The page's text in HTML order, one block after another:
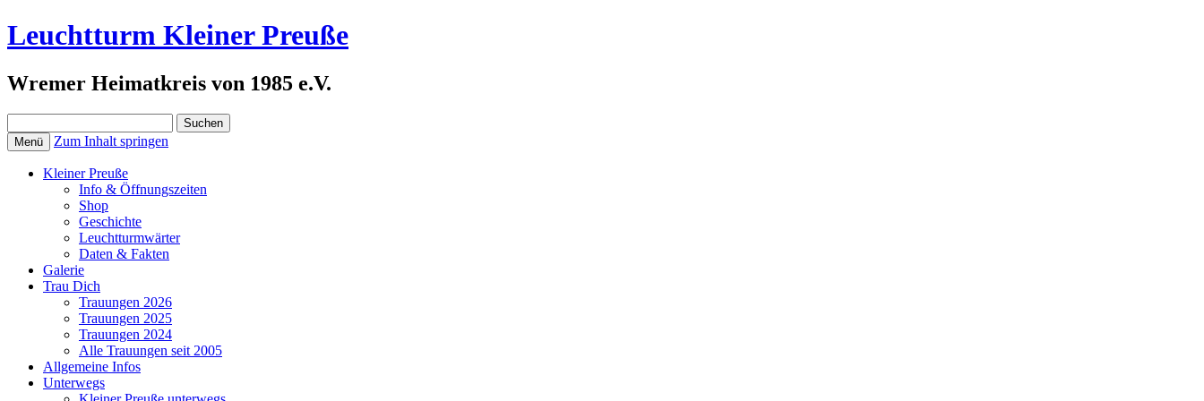
Leuchtturm Kleiner Preuße
Wremer Heimatkreis von 1985 e.V.
nach:
Menü Zum Inhalt springen
Kleiner Preuße
Info & Öffnungszeiten
Shop
Geschichte
Leuchtturmwärter
Daten & Fakten
Galerie
Trau Dich
Trauungen 2026
Trauungen 2025
Trauungen 2024
Alle Trauungen seit 2005
Allgemeine Infos
Unterwegs